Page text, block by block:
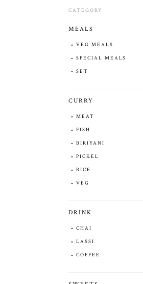
CATEGORY
MEALS
VEG MEALS
SPECIAL MEALS
SET
CURRY
MEAT
FISH
BIRIYANI
PICKEL
RICE
VEG
DRINK
CHAI
LASSI
COFFEE